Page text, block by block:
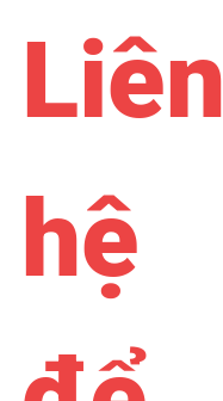
Liên
hệ